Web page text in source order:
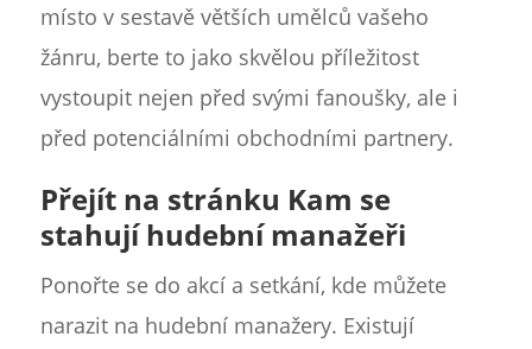
místo v sestavě větších umělců vašeho
žánru, berte to jako skvělou příležitost
vystoupit nejen před svými fanoušky, ale i
před potenciálními obchodními partnery.
Přejít na stránku Kam se
stahují hudební manažeři
Ponořte se do akcí a setkání, kde můžete
narazit na hudební manažery. Existují